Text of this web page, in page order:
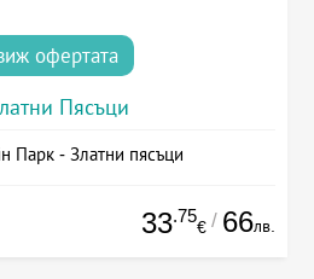
офертата
Пясъци
Парк - Златни пясъци
33.75
€ / 66лв.